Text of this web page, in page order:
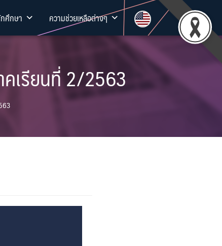
ศึกษา ความช่วยเหลือต่างๆ
คเรียนที่ 2/2563